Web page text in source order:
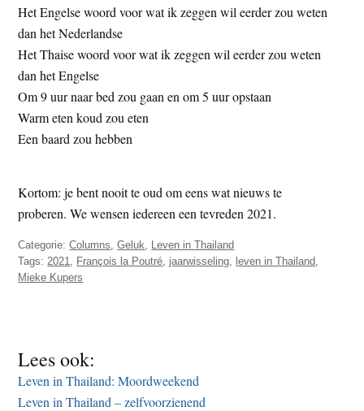
Het Engelse woord voor wat ik zeggen wil eerder zou weten
dan het Nederlandse
Het Thaise woord voor wat ik zeggen wil eerder zou weten
dan het Engelse
Om 9 uur naar bed zou gaan en om 5 uur opstaan
Warm eten koud zou eten
Een baard zou hebben
Kortom: je bent nooit te oud om eens wat nieuws te
proberen. We wensen iedereen een tevreden 2021.
Categorie:Columns ,Geluk
Leven in Thailand
Tags: 2021 François la Poutré jaarwisseling leven in Thailand
Mieke Kupers
Lees ook:
Leven in Thailand: Moordweekend
Leven in Thailand – zelfvoorzienend